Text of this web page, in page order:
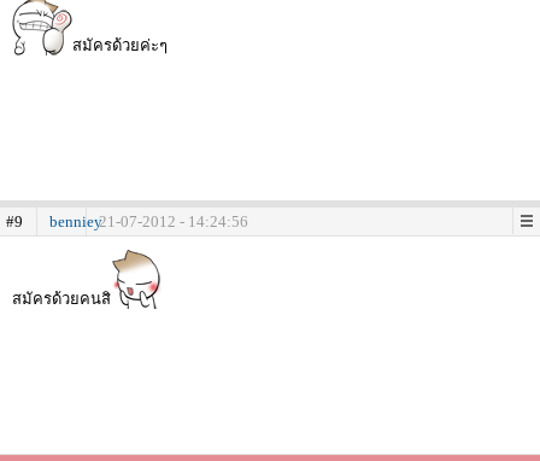
สมัครด้วยค่ะๆ
#9 benniey21-07-2012 - 14:24:56
สมัครด้วยคนสิ